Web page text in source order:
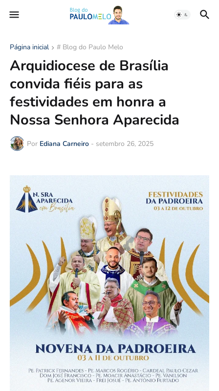
Página inicial # Blog do Paulo Melo
Arquidiocese de Brasília
convida fiéis para as
festividades em honra a
Nossa Senhora Aparecida
Por Ediana Carneiro - setembro 26, 2025